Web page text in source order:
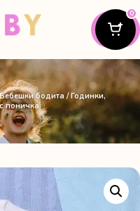
0
Бебешки бодита /Годинки,
поничка